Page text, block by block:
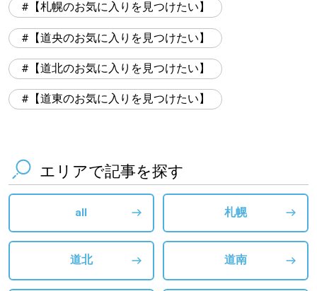
【札幌のお気に入りを見つけたい】
【道央のお気に入りを見つけたい】
【道北のお気に入りを見つけたい】
【道東のお気に入りを見つけたい】
エリアで記事を探す
all 札幌
道北 道南